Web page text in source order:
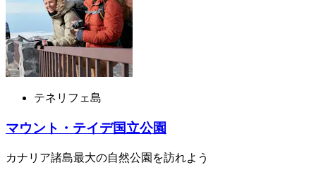
テネリフェ島
マウント・テイデ国立公園
カナリア諸島最大の自然公園を訪れよう